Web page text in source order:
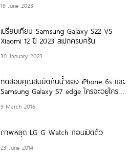
16 June 2023
เปรียบเทียบ Samsung Galaxy S22 VS
Xiaomi 12 ปี 2023 สเปกครบครัน
30 January 2023
ทดสอบคุณสมบัติกันน้ำของ iPhone 6s และ
Samsung Galaxy S7 edge ใครจะอยู่ใครจะ
9 March 2016
ภาพหลุด LG G Watch ก่อนเปิดตัว
23 June 2014